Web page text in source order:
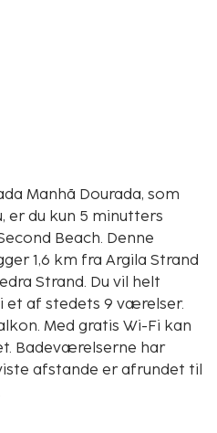
Manhã Dourada, som
er du kun 5 minutters
Beach. Denne
1,6 km fra Argila Strand
Strand. Du vil helt
et af stedets 9 værelser.
Med gratis Wi-Fi kan
Badeværelserne har
afstande er afrundet til